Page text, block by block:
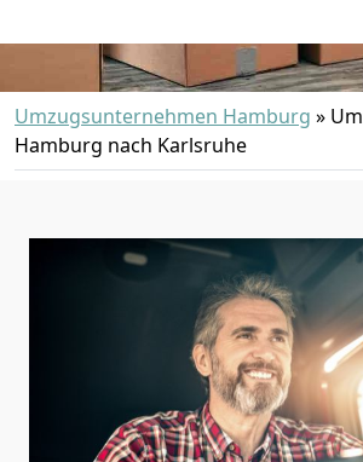
Umzugsunternehmen Hamburg »
Hamburg nach Karlsruhe